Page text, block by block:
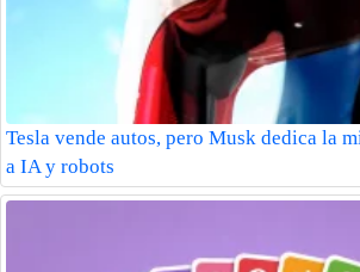
Tesla vende autos, pero Musk dedica la
a IA y robots